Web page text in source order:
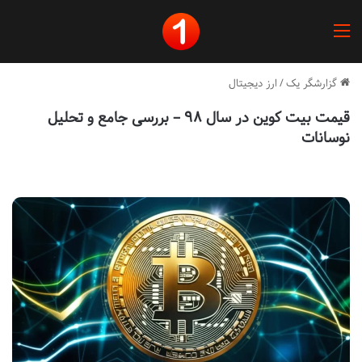
گزارشگر یک/ ارز دیجیتال
قیمت بیت کوین در سال ۹۸ – بررسی جامع و تحلیل
نوسانات